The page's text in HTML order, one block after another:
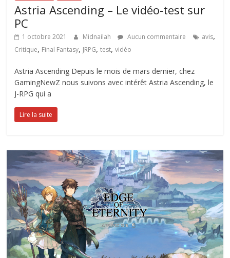
Astria Ascending – Le vidéo-test sur
PC
1 octobre 2021 Midnailah Aucun commentaire avis,
Critique, Final Fantasy, JRPG,test,vidéo
Astria Ascending Depuis le mois de mars dernier, chez
GamingNewZ nous suivons avec intérêt Astria Ascending, le
J-RPG qui a
Lire la suite